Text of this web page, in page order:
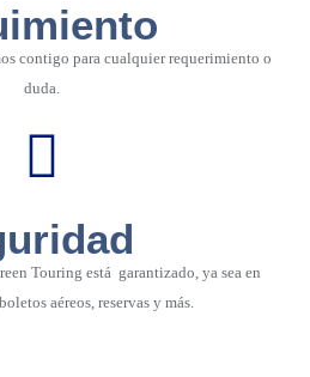
contigo para cualquier requerimiento o
duda.
Touring está garantizado, ya sea en
aéreos, reservas y más.